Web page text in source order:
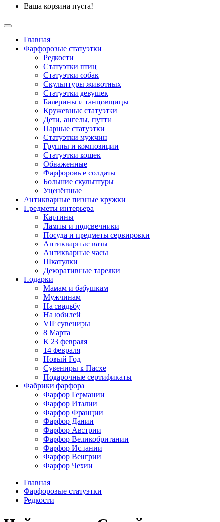
Ваша корзина пуста!
Главная
Фарфоровые статуэтки
Редкости
Cтатуэтки птиц
Cтатуэтки собак
Скульптуры животных
Статуэтки девушек
Балерины и танцовщицы
Кружевные статуэтки
Дети, ангелы, путти
Парные статуэтки
Статуэтки мужчин
Группы и композиции
Статуэтки кошек
Обнаженные
Фарфоровые солдаты
Большие скульптуры
Уценённые
Антикварные пивные кружки
Предметы интерьера
Картины
Лампы и подсвечники
Посуда и предметы сервировки
Антикварные вазы
Антикварные часы
Шкатулки
Декоративные тарелки
Подарки
Мамам и бабушкам
Мужчинам
На свадьбу
На юбилей
VIP сувениры
8 Марта
К 23 февраля
14 февраля
Новый Год
Сувениры к Пасхе
Подарочные сертификаты
Фабрики фарфора
Фарфор Германии
Фарфор Италии
Фарфор Франции
Фарфор Дании
Фарфор Австрии
Фарфор Великобритании
Фарфор Испании
Фарфор Венгрии
Фарфор Чехии
Главная
Фарфоровые статуэтки
Редкости